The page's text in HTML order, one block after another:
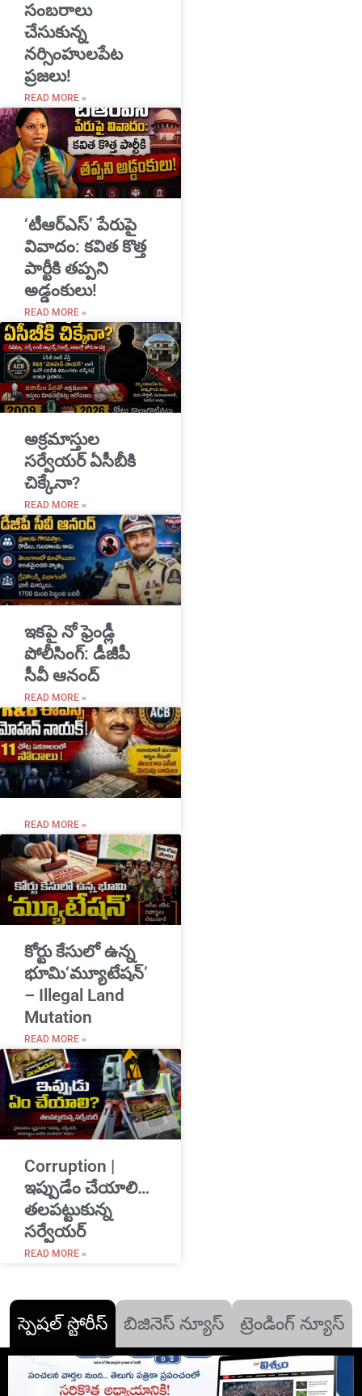
సంబరాలు
చేసుకున్న
నర్సింహులపేట
ప్రజలు!
READ MORE »
‘టీఆర్ఎస్’ పేరుపై
వివాదం: కవిత కొత్త
పార్టీకి తప్పని
అడ్డంకులు!
READ MORE »
అక్రమాస్తుల
సర్వేయర్ ఏసీబీకి
చిక్కేనా?
READ MORE »
ఇకపై నో ఫ్రెండ్లీ
పోలీసింగ్: డీజీపీ
సీవీ ఆనంద్
READ MORE »
READ MORE »
​కోర్టు కేసులో ఉన్న
భూమి‘మ్యూటేషన్’
– Illegal Land
Mutation
READ MORE »
Corruption |
ఇప్పుడేం చేయాలి…
తలపట్టుకున్న
సర్వేయర్
READ MORE »
స్పెషల్ స్టోరీస్ బిజినెస్ న్యూస్ ట్రెండింగ్ న్యూస్